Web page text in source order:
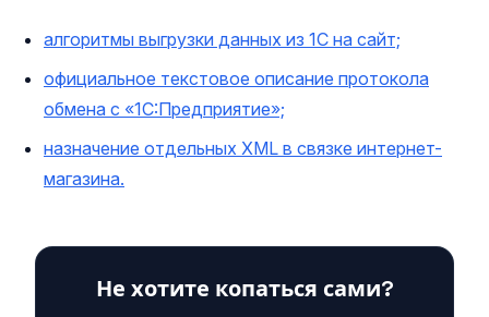
алгоритмы выгрузки данных из 1С на сайт;
официальное текстовое описание протокола
обмена с «1С:Предприятие»;
назначение отдельных XML в связке интернет-
магазина.
Не хотите копаться сами?